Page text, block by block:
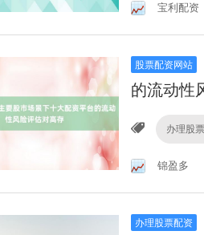
宝利配资
股票配资网站
的流动性
办理股
锦盈多
办理股票配资